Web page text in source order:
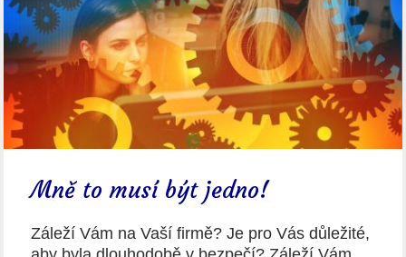
Mně to musí být jedno!
Záleží Vám na Vaší firmě? Je pro Vás důležité,